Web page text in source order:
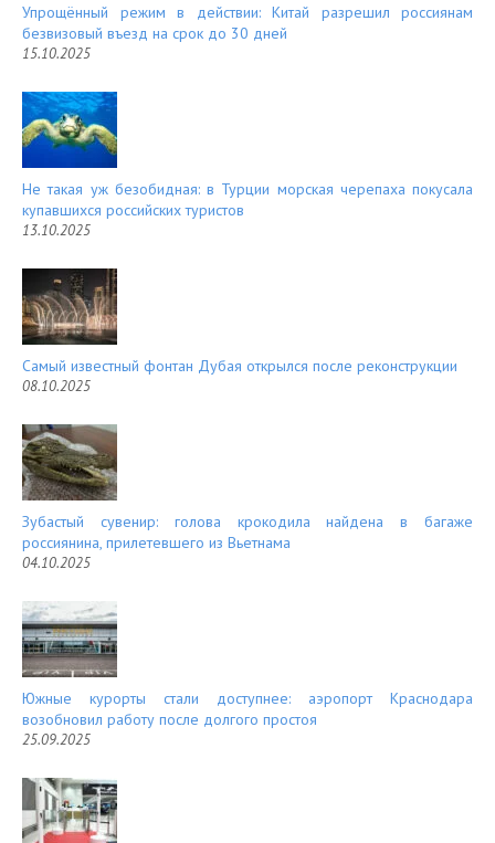
Упрощённый режим в действии: Китай разрешил россиянам
безвизовый въезд на срок до 30 дней
15.10.2025
Не такая уж безобидная: в Турции морская черепаха покусала
купавшихся российских туристов
13.10.2025
Самый известный фонтан Дубая открылся после реконструкции
08.10.2025
Зубастый сувенир: голова крокодила найдена в багаже
россиянина, прилетевшего из Вьетнама
04.10.2025
Южные курорты стали доступнее: аэропорт Краснодара
возобновил работу после долгого простоя
25.09.2025